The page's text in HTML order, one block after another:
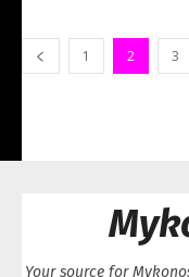
1 2 3
Your source for